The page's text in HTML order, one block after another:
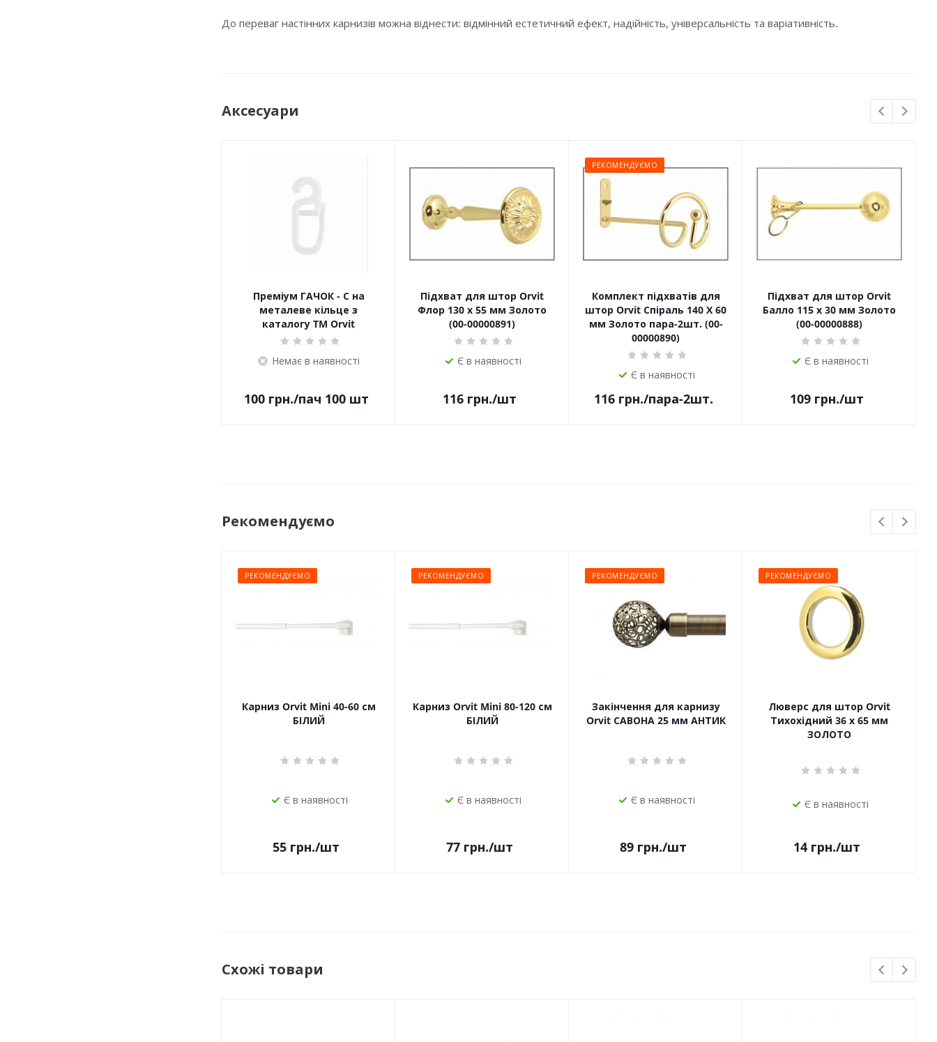
До переваг настінних карнизів можна віднести: відмінний естетичний ефект, надійність, універсальність та варіативність.
Аксесуари
Преміум ГАЧОК - С на
металеве кільце з
каталогу TM Orvit
Немає в наявності
100грн./пач 100 шт
Підхват для штор Orvit
Флор 130 х 55 мм Золото
(00-00000891)
Є в наявності
116 грн./шт
РЕКОМЕНДУЄМО
Комплект підхватів для
штор Orvit Спіраль 140 Х 60
мм Золото пара-2шт. (00-
00000890)
Є в наявності
116грн./пара-2шт.
Підхват для штор Orvit
Балло 115 х 30 мм Золото
(00-00000888)
Є в наявності
109 грн./шт
Рекомендуємо
РЕКОМЕНДУЄМО
Карниз Orvit Mini 40-60 см
БІЛИЙ
Є в наявності
55 грн./шт
РЕКОМЕНДУЄМО
Карниз Orvit Mini 80-120 см
БІЛИЙ
Є в наявності
77 грн./шт
РЕКОМЕНДУЄМО
Закінчення для карнизу
Orvit САВОНА 25 мм АНТИК
Є в наявності
89 грн./шт
РЕКОМЕНДУЄМО
Люверс для штор Orvit
Тихохідний 36 х 65 мм
ЗОЛОТО
Є в наявності
14 грн./шт
Схожі товари